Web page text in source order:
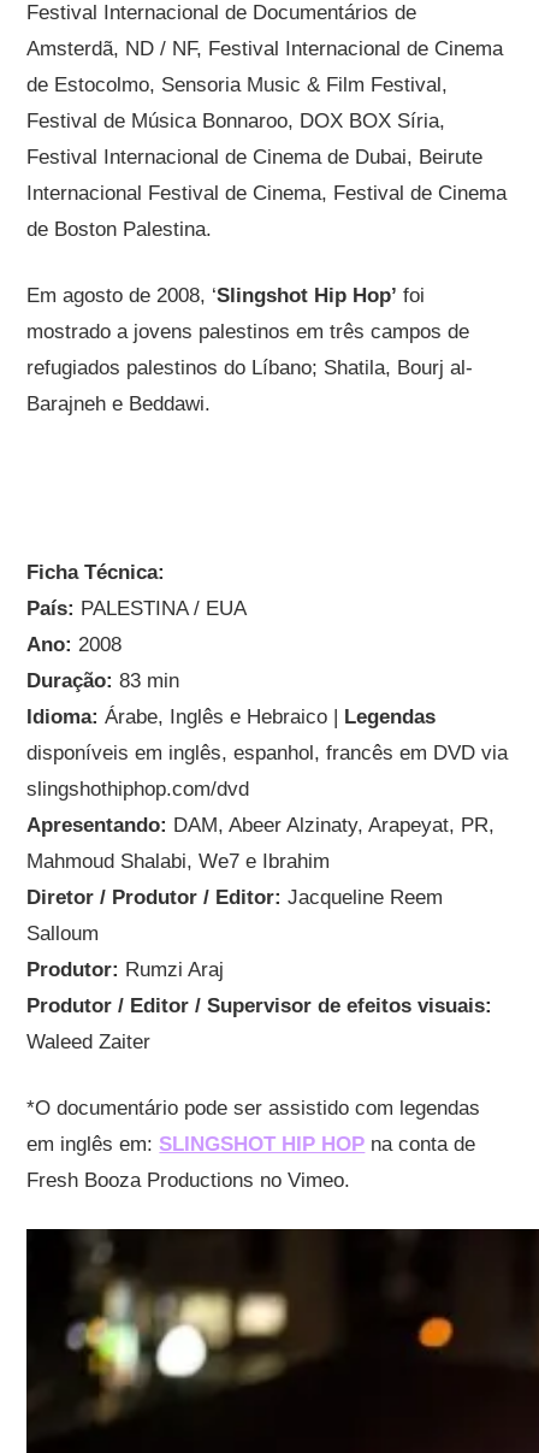
Festival Internacional de Documentários de
Amsterdã, ND / NF, Festival Internacional de Cinema
de Estocolmo, Sensoria Music & Film Festival,
Festival de Música Bonnaroo, DOX BOX Síria,
Festival Internacional de Cinema de Dubai, Beirute
Internacional Festival de Cinema, Festival de Cinema
de Boston Palestina.
Em agosto de 2008, ‘Slingshot Hip Hop’ foi
mostrado a jovens palestinos em três campos de
refugiados palestinos do Líbano; Shatila, Bourj al-
Barajneh e Beddawi.
Ficha Técnica:
País: PALESTINA / EUA
Ano: 2008
Duração: 83 min
Idioma: Árabe, Inglês e Hebraico |
Legendas
disponíveis em inglês, espanhol, francês em DVD via
slingshothiphop.com/dvd
Apresentando: DAM, Abeer Alzinaty, Arapeyat, PR,
Mahmoud Shalabi, We7 e Ibrahim
Diretor / Produtor / Editor: Jacqueline Reem
Salloum
Produtor: Rumzi Araj
Produtor / Editor / Supervisor de efeitos visuais:
Waleed Zaiter
*O documentário pode ser assistido com legendas
em inglês em:SLINGSHOT HIP HOP na conta de
Fresh Booza Productions no Vimeo.